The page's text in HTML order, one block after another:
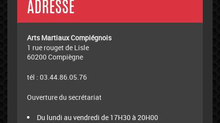
ADRESSE
Arts Martiaux Compiégnois
1 rue rouget de Lisle
60200 Compiègne
tél : 03.44.86.05.76
Ouverture du secrétariat
Du lundi au vendredi de 17H30 à 20H00